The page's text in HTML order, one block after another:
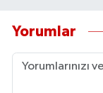
Yorumlar